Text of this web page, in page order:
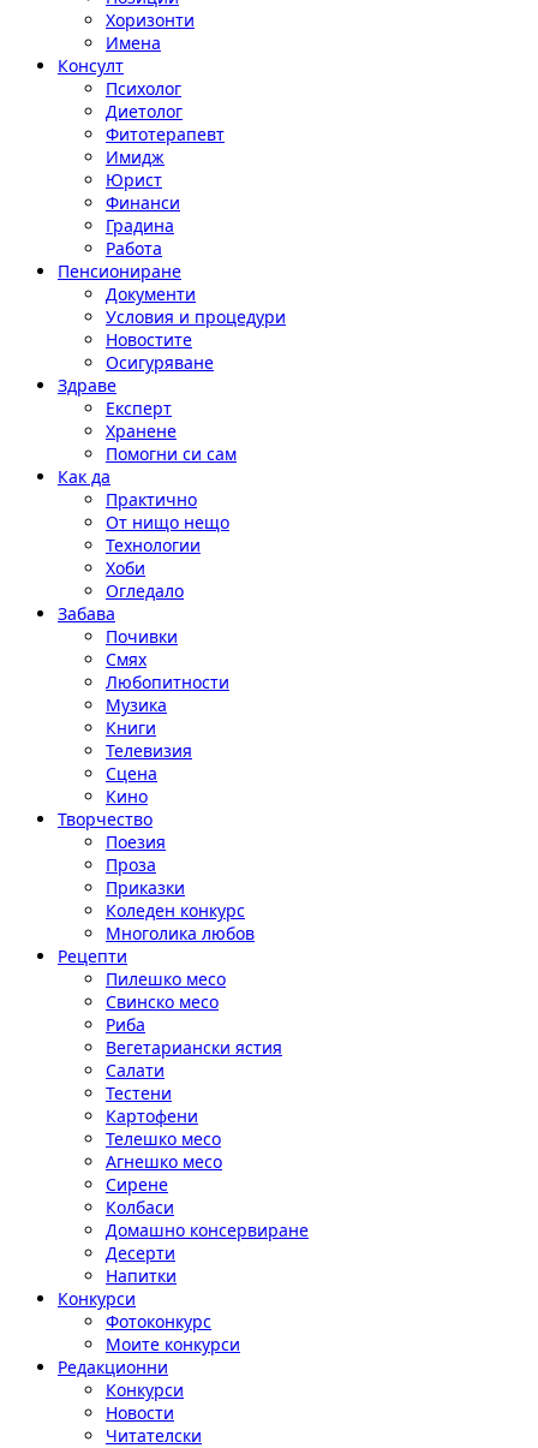
Хоризонти
Имена
Консулт
Психолог
Диетолог
Фитотерапевт
Имидж
Юрист
Финанси
Градина
Работа
Пенсиониране
Документи
Условия и процедури
Новостите
Осигуряване
Здраве
Експерт
Хранене
Помогни си сам
Как да
Практично
От нищо нещо
Технологии
Хоби
Огледало
Забава
Почивки
Смях
Любопитности
Музика
Книги
Телевизия
Сцена
Кино
Творчество
Поезия
Проза
Приказки
Коледен конкурс
Многолика любов
Рецепти
Пилешко месо
Свинско месо
Риба
Вегетариански ястия
Салати
Тестени
Картофени
Телешко месо
Агнешко месо
Сирене
Колбаси
Домашно консервиране
Десерти
Напитки
Конкурси
Фотоконкурс
Моите конкурси
Редакционни
Конкурси
Новости
Читателски